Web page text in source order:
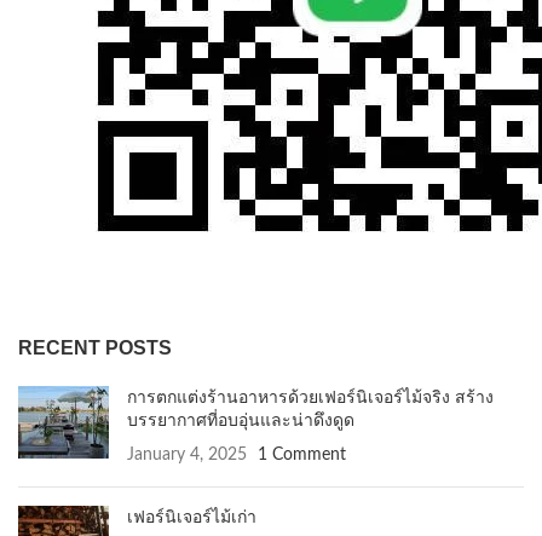
RECENT POSTS
การตกแต่งร้านอาหารด้วยเฟอร์นิเจอร์ไม้จริง สร้าง
บรรยากาศที่อบอุ่นและน่าดึงดูด
January 4, 2025 1 Comment
เฟอร์นิเจอร์ไม้เก่า